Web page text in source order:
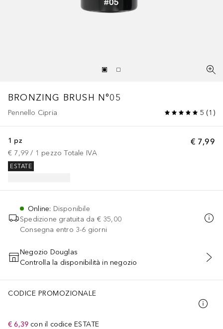
BRONZING BRUSH N°05
Pennello Cipria 5 (1 )
€ 7,99
1 pz
€ 7,99 / 1 pezzo Totale IVA
ESTATE
Online: Disponibile
Spedizione gratuita da € 35,00
Consegna entro 3-6 giorni
AGGIUNGI AL CARRELLO
Negozio Douglas
Controlla la disponibilità in negozio
CODICE PROMOZIONALE
€ 6,39 con il codice ESTATE